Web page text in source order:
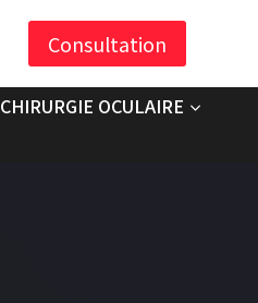
Consultation
CHIRURGIE OCULAIRE